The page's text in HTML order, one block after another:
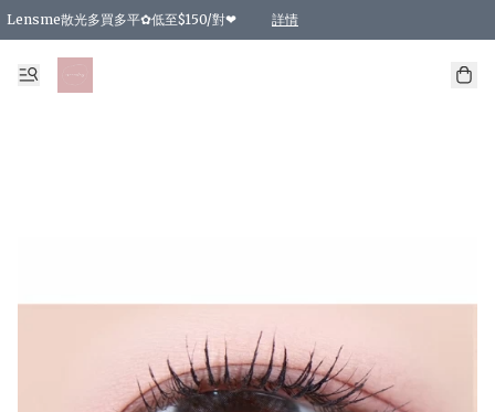
Lensme散光多買多平✿低至$150/對❤ 詳情
台灣Karacon⁩✧日拋 特價清貨❁⃘
日本韓國多款日/月拋現貨☼ 特價❤︎數量有限 售完即止
🇰🇷韓國多款月拋現貨 特價兩對$99✿數量有限 售完即止♫
精選商品，任選買2件或以上9 折；買4件或以上85 折；買6件或以上8 折
精選商品，任選買2件HKD 140.00；買4件HKD 260.00
精選商品，任選買2件HKD 190.00；買4件HKD 360.00
精選商品，任選買2件HKD 110.00；買4件HKD 180.00
精選商品，任選買2件HKD 170.00；買4件HKD 320.00
精選商品，任選買2件或以上減HKD 148.00
精選商品，任選買2件或以上減HKD 148.00
精選商品，任選買2件或以上95 折；買4件或以上9 折；買6件或以上85 折；買8件
精選商品，任選買12件或以上87 折
精選商品，任選買2件或以上減HKD 16.00；買4件或以上減HKD 32.00；買6
精選商品，任選買2件或以上95 折；買4件或以上9 折；買8件或以上85 折；買12
購物滿 HKD 800.00即享免運費優惠！（適用於 特定的送貨方式 )